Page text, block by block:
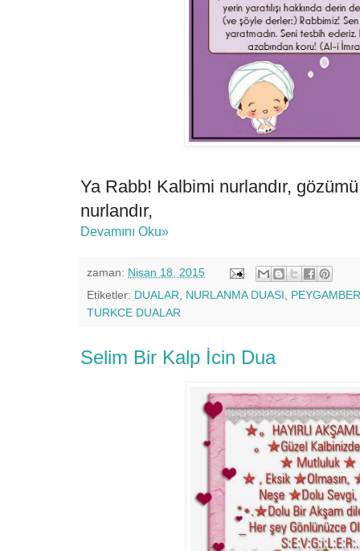
Ya Rabb! Kalbimi nurlandır, gözümü
nurlandır,
Devamını Oku»
zaman: Nisan 18, 2015
Etiketler: DUALAR NURLANMA DUASI
TURKCE DUALAR
Selim Bir Kalp İcin Dua